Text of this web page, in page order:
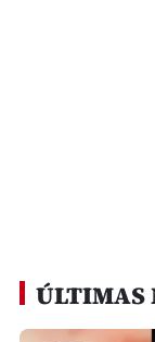
ÚLTIMAS